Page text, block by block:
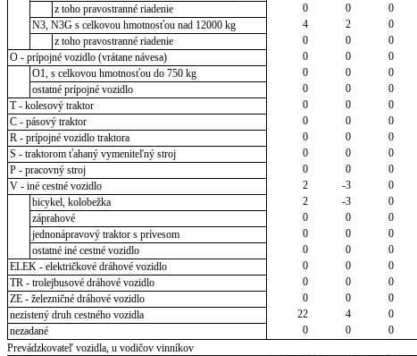
z toho pravostranné riadenie
0 0 0
N3, N3G s celkovou hmotnosťou nad 12000 kg
4 2 0
z toho pravostranné riadenie
0 0 0
O - prípojné vozidlo (vrátane návesa)
0 0 0
O1, s celkovou hmotnosťou do 750 kg
0 0 0
ostatné prípojné vozidlo
0 0 0
T - kolesový traktor
0 0 0
C - pásový traktor
0 0 0
R - prípojné vozidlo traktora
0 0 0
S - traktorom ťahaný vymeniteľný stroj
0 0 0
P - pracovný stroj
0 0 0
V - iné cestné vozidlo
2 -3 0
bicykel, kolobežka
2 -3 0
záprahové
0 0 0
jednonápravový traktor s prívesom
0 0 0
ostatné iné cestné vozidlo
0 0 0
ELEK - električkové dráhové vozidlo
0 0 0
TR - trolejbusové dráhové vozidlo
0 0 0
ZE - železničné dráhové vozidlo
0 0 0
nezistený druh cestného vozidla
22 4 0
nezadané
0 0 0
Prevádzkovateľ vozidla, u vodičov vinníkov